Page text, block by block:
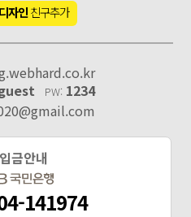
자인친구추가
PW: 1234
금안내
141974